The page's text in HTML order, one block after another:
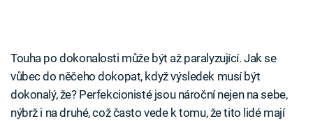
Touha po dokonalosti může být až paralyzující. Jak se
vůbec do něčeho dokopat, když výsledek musí být
dokonalý, že? Perfekcionisté jsou nároční nejen na sebe,
nýbrž i na druhé, což často vede k tomu, že tito lidé mají